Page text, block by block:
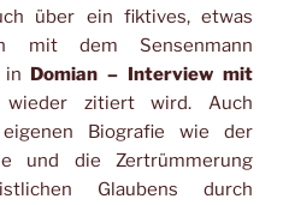
über ein fiktives, etwas
mit dem Sensenmann
in Domian – Interview mit
zitiert wird. Auch
Biografie wie der
und die Zertrümmerung
Glaubens durch